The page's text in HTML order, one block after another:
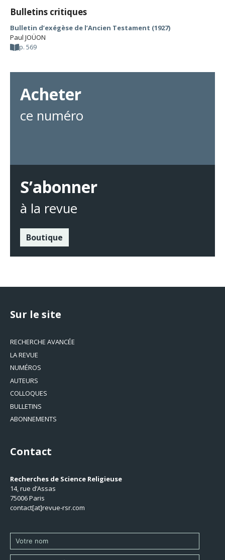
Bulletins critiques
Bulletin d’exégèse de l’Ancien Testament (1927)
Paul JOÜON
p. 569
Acheter
ce numéro
S’abonner
à la revue
Boutique
Sur le site
RECHERCHE AVANCÉE
LA REVUE
NUMÉROS
AUTEURS
COLLOQUES
BULLETINS
ABONNEMENTS
Contact
Recherches de Science Religieuse
14, rue d’Assas
75006 Paris
contact[at]revue-rsr.com